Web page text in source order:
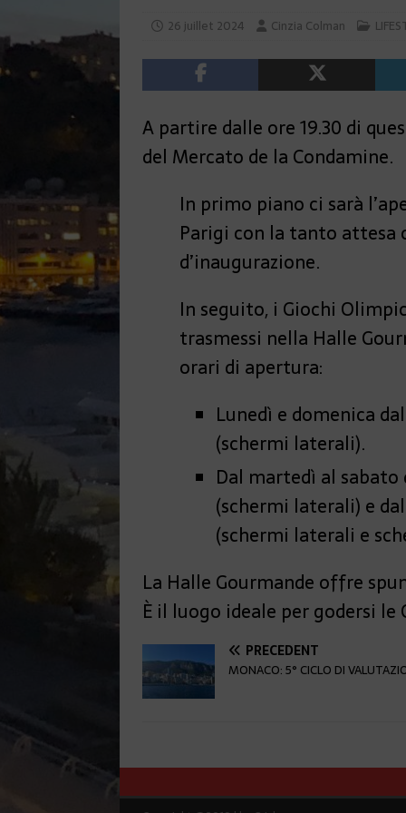
26 juillet 2024 Cinzia Colman
A partire dalle ore 19.30 di
del Mercato de la Condamine.
In primo piano ci sarà
Parigi con la tanto attesa
d’inaugurazione.
In seguito, i Giochi
trasmessi nella Halle
orari di apertura:
Lunedì e domenica
(schermi laterali).
Dal martedì al sabato
(schermi laterali) e
(schermi laterali e
La Halle Gourmande offre
È il luogo ideale per godersi
PRÉCÉDENT
MONACO: 5° CICLO DI